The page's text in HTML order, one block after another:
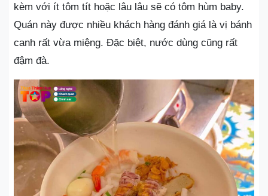
kèm với ít tôm tít hoặc lâu lâu sẽ có tôm hùm baby.
Quán này được nhiều khách hàng đánh giá là vị bánh
canh rất vừa miệng. Đặc biệt, nước dùng cũng rất
đậm đà.